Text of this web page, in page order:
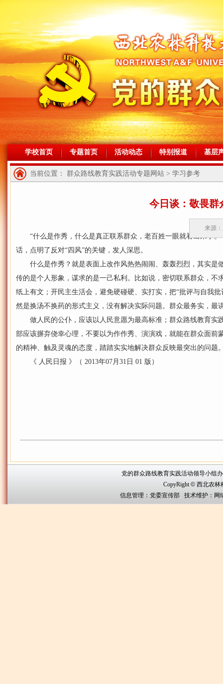
学校首页 专题首页 活动动态 特别报道 基层
当前位置： 群众路线教育实践活动专题网站 > 学习参考
今日谈：敬畏群
来源
“什么是作秀，什么是真正联系群众，老百姓一眼就看出来了。
话，点明了反对“四风”的关键，发人深思。
什么是作秀？就是表面上改作风热热闹闹、轰轰烈烈，其实是
传的是个人形象，谋求的是一己私利。比如说，密切联系群众，不
纸上有文；开民主生活会，避免硬碰硬、实打实，把“批评与自我
然是换汤不换药的形式主义，没有解决实际问题。群众最务实，最
做人民的公仆，应该以人民意愿为最高标准；群众路线教育实
部应该摒弃侥幸心理，不要以为作作秀、演演戏，就能在群众面前
的精神、触及灵魂的态度，踏踏实实地解决群众反映最突出的问题
《 人民日报 》（ 2013年07月31日 01 版）
党的群众路线教育实践活动领导小组
CopyRight© 西北农林
信息管理：党委宣传部 技术维护：网